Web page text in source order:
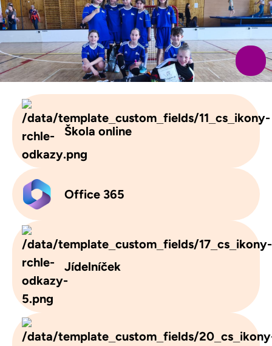
Škola online
Office 365
Jídelníček